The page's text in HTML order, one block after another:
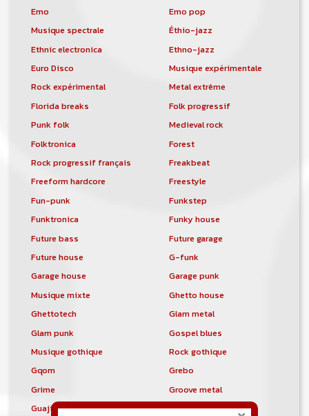
Emo
Emo pop
Musique spectrale
Éthio-jazz
Ethnic electronica
Ethno-jazz
Euro Disco
Musique expérimentale
Rock expérimental
Metal extrême
Florida breaks
Folk progressif
Punk folk
Medieval rock
Folktronica
Forest
Rock progressif français
Freakbeat
Freeform hardcore
Freestyle
Fun-punk
Funkstep
Funktronica
Funky house
Future bass
Future garage
Future house
G-funk
Garage house
Garage punk
Musique mixte
Ghetto house
Ghettotech
Glam metal
Glam punk
Gospel blues
Musique gothique
Rock gothique
Gqom
Grebo
Grime
Groove metal
Guajira
Guaracha